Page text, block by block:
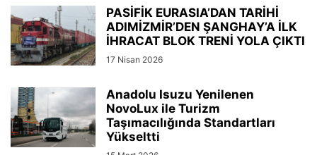
PASİFİK EURASIA’DAN TARİHİ
ADIMİZMİR’DEN ŞANGHAY’A İLK
İHRACAT BLOK TRENİ YOLA ÇIKTI
17 Nisan 2026
Anadolu Isuzu Yenilenen
NovoLux ile Turizm
Taşımacılığında Standartları
Yükseltti